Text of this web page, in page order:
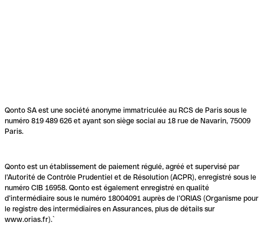
Qonto SA est une société anonyme immatriculée au RCS de Paris sous le
numéro 819 489 626 et ayant son siège social au 18 rue de Navarin, 75009
Paris.
Qonto est un établissement de paiement régulé, agréé et supervisé par
l'Autorité de Contrôle Prudentiel et de Résolution (ACPR), enregistré sous le
numéro CIB 16958. Qonto est également enregistré en qualité
d’intermédiaire sous le numéro 18004091 auprès de l’ORIAS (Organisme pour
le registre des intermédiaires en Assurances, plus de détails sur
www.orias.fr).`